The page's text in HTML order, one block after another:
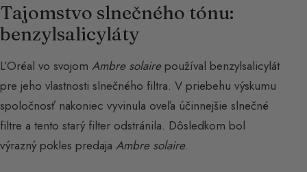
Tajomstvo slnečného tónu:
benzylsalicyláty
L’Oréal vo svojom Ambre solairepoužíval benzylsalicylát
pre jeho vlastnosti slnečného filtra. V priebehu výskumu
spoločnosť nakoniec vyvinula oveľa účinnejšie slnečné
filtre a tento starý filter odstránila. Dôsledkom bol
výrazný pokles predaja Ambre solaire.